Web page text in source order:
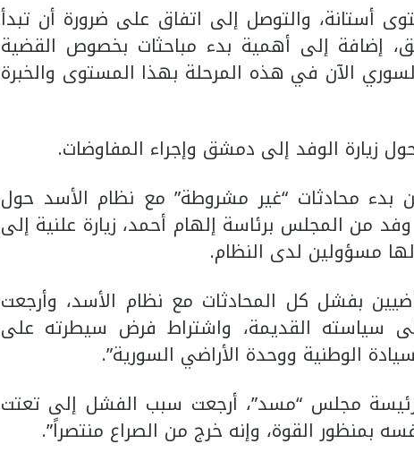
أستانة، والتوصل إلى اتفاق على ضرورة أن تبدأ
إضافة إلى أهمية بدء مباحثات بخصوص القضية
الآن في هذه المرحلة بهذا المستوى والخبرة
زيارة الوفد إلى دمشق وإجراء المفاوضات.
“مسد” عن بدء محادثات “غير مشروطة” مع نظام الأسد حول
من المجلس برئاسة إلهام أحمد، زيارة علنية إلى
مسؤولين لدى النظام.
بفشل كل المحادثات مع نظام الأسد، وأرجعت
سياسته القديمة، واشتراط فرض سيطرته على
الوطنية ووحدة الأراضي السورية”.
مجلس “مسد”، أرجعت سبب الفشل إلى تعتت
بمنظور القوة، وإنه خرج من الصراع منتصراً”.